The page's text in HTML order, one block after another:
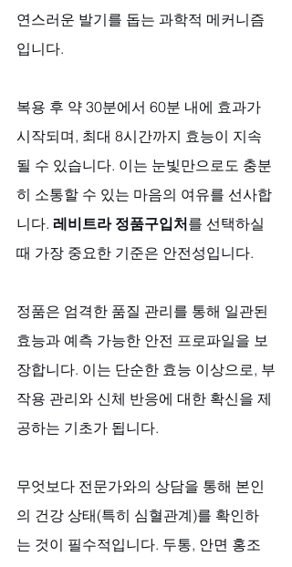
연스러운 발기를 돕는 과학적 메커니즘
입니다.
복용 후 약 30분에서 60분 내에 효과가
시작되며, 최대 8시간까지 효능이 지속
될 수 있습니다. 이는 눈빛만으로도 충분
히 소통할 수 있는 마음의 여유를 선사합
니다. 레비트라 정품구입처를 선택하실
때 가장 중요한 기준은 안전성입니다.
정품은 엄격한 품질 관리를 통해 일관된
효능과 예측 가능한 안전 프로파일을 보
장합니다. 이는 단순한 효능 이상으로, 부
작용 관리와 신체 반응에 대한 확신을 제
공하는 기초가 됩니다.
무엇보다 전문가와의 상담을 통해 본인
의 건강 상태(특히 심혈관계)를 확인하
는 것이 필수적입니다. 두통, 안면 홍조